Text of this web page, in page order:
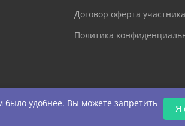
Договор оферта участника
Политика
было удобнее. Вы можете запретить
Я